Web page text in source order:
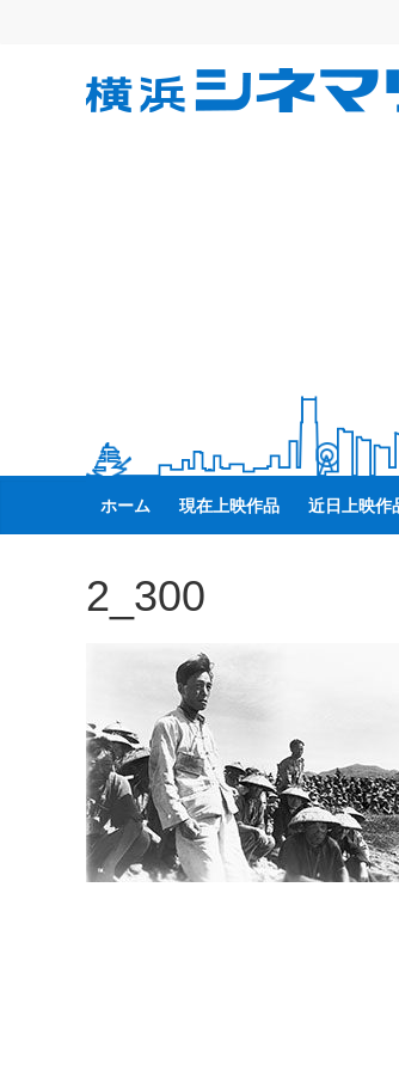
横
リ
ン
た
こ
の
街
で
ホーム 現在上映作品 近日上映作
2_300